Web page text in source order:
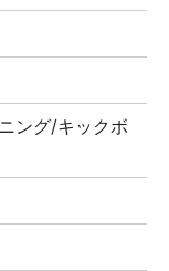
ング/キックボ